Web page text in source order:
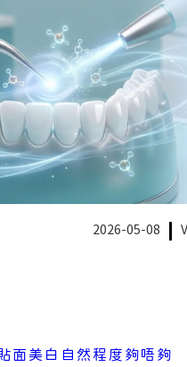
2026-05-08
面美白自然程度夠唔夠